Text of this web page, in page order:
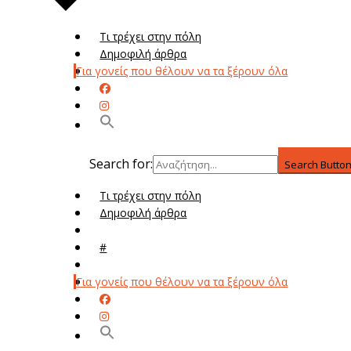
Τι τρέχει στην πόλη
Δημοφιλή άρθρα
Για γονείς που θέλουν να τα ξέρουν όλα
Search for: Search
Τι τρέχει στην πόλη
Δημοφιλή άρθρα
#
Για γονείς που θέλουν να τα ξέρουν όλα